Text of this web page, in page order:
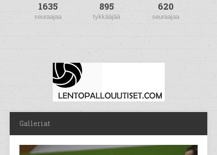
1635
seuraajaa
895
tykkääjää
620
seuraajaa
Galleriat